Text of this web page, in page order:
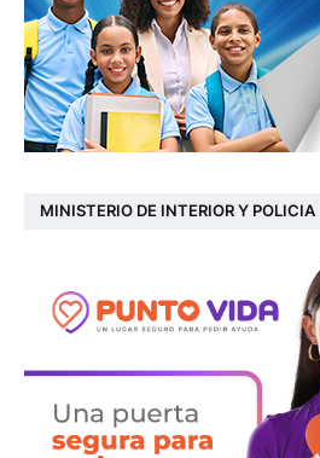
MINISTERIO DE INTERIOR Y POLICIA